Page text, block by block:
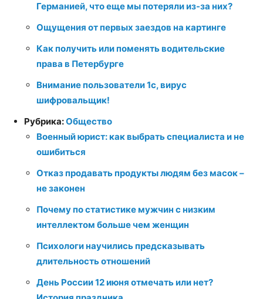
Германией, что еще мы потеряли из-за них?
Ощущения от первых заездов на картинге
Как получить или поменять водительские
права в Петербурге
Внимание пользователи 1с, вирус
шифровальщик!
Рубрика:Общество
Военный юрист: как выбрать специалиста и не
ошибиться
Отказ продавать продукты людям без масок –
не законен
Почему по статистике мужчин с низким
интеллектом больше чем женщин
Психологи научились предсказывать
длительность отношений
День России 12 июня отмечать или нет?